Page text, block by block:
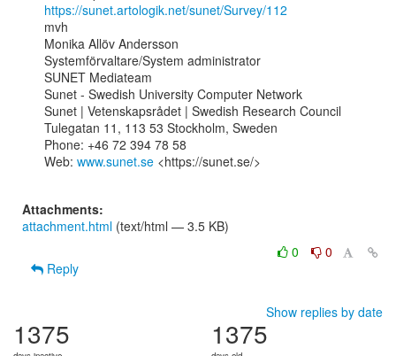
https://sunet.artologik.net/sunet/Survey/112
mvh
Monika Allöv Andersson
Systemförvaltare/System administrator
SUNET Mediateam
Sunet - Swedish University Computer Network
Sunet | Vetenskapsrådet | Swedish Research Council
Tulegatan 11, 113 53 Stockholm, Sweden
Phone: +46 72 394 78 58
Web: www.sunet.se <https://sunet.se/>
Attachments:
attachment.html (text/html — 3.5 KB)
0
0
Reply
Show replies by date
1375 1375